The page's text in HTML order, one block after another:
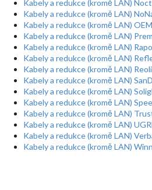
Kabely a redukce (kromě LAN)
Kabely a redukce (kromě LAN)
Kabely a redukce (kromě LAN) OEM
Kabely a redukce (kromě LAN)
Kabely a redukce (kromě LAN)
Kabely a redukce (kromě LAN)
Kabely a redukce (kromě LAN)
Kabely a redukce (kromě LAN)
Kabely a redukce (kromě LAN)
Kabely a redukce (kromě LAN)
Kabely a redukce (kromě LAN)
Kabely a redukce (kromě LAN)
Kabely a redukce (kromě LAN)
Kabely a redukce (kromě LAN)